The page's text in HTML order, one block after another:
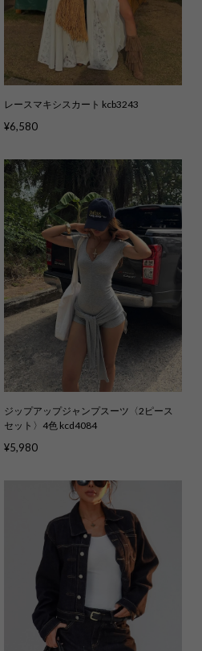
レースマキシスカート kcb3243
¥6,580
ジップアップジャンプスーツ〈2ピース
セット〉4色 kcd4084
¥5,980